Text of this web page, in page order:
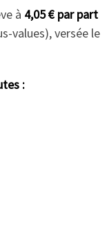
à 4,05 € par part
values), versée le
: